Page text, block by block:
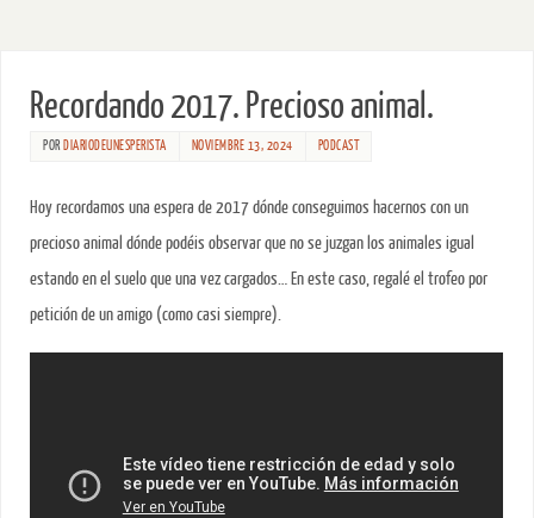
Recordando 2017. Precioso animal.
POR DIARIODEUNESPERISTA NOVIEMBRE 13, 2024 PODCAST
Hoy recordamos una espera de 2017 dónde conseguimos hacernos con un
precioso animal dónde podéis observar que no se juzgan los animales igual
estando en el suelo que una vez cargados… En este caso, regalé el trofeo por
petición de un amigo (como casi siempre).